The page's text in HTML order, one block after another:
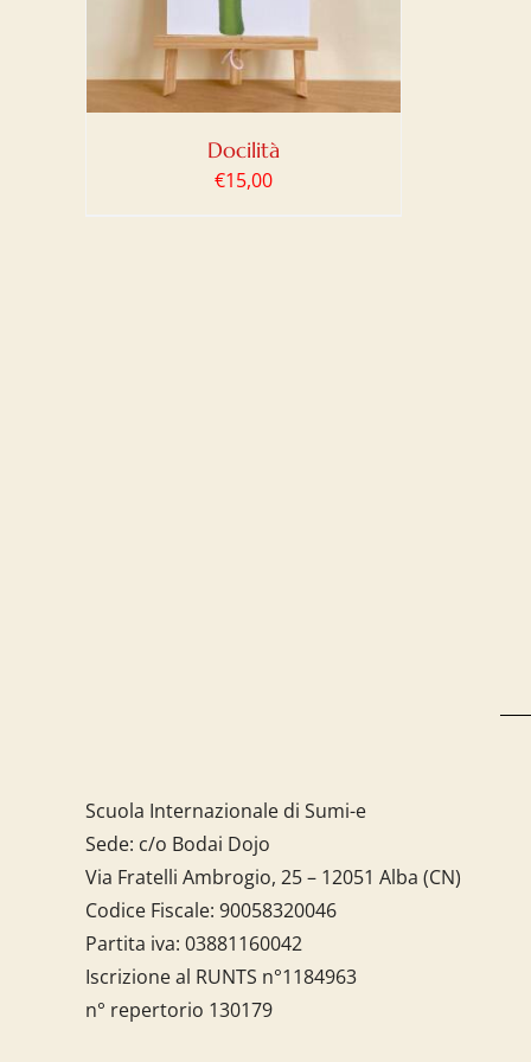
Docilità
€15,00
Scuola Internazionale di Sumi-e
Sede: c/o Bodai Dojo
Via Fratelli Ambrogio, 25 – 12051 Alba (CN)
Codice Fiscale: 90058320046
Partita iva: 03881160042
Iscrizione al RUNTS n°1184963
n° repertorio 130179